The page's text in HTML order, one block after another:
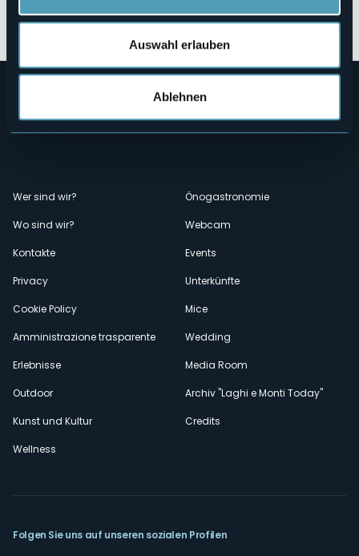
Auswahl erlauben
Ablehnen
Öffnen Sie die Karte
Menù
secondario
Wer sind wir?
Wo sind wir?
Kontakte
Privacy
Cookie Policy
Amministrazione trasparente
Erlebnisse
Outdoor
Kunst und Kultur
Wellness
Önogastronomie
Webcam
Events
Unterkünfte
Mice
Wedding
Media Room
Archiv "Laghi e Monti Today"
Credits
Folgen Sie uns auf unseren sozialen Profilen